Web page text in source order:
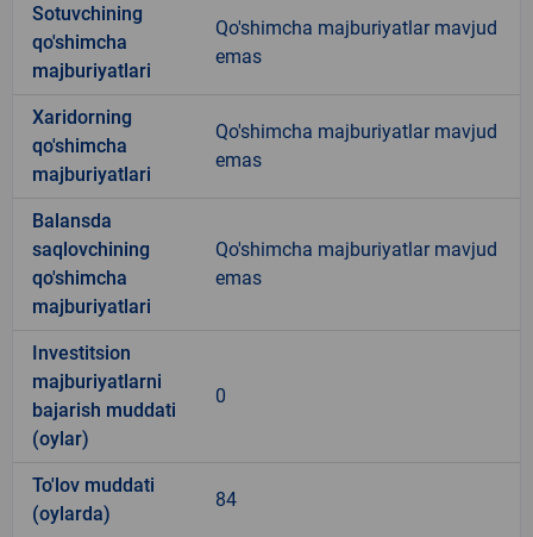
Sotuvchining
qo'shimcha
majburiyatlari
Qo'shimcha majburiyatlar mavjud
emas
Xaridorning
qo'shimcha
majburiyatlari
Qo'shimcha majburiyatlar mavjud
emas
Balansda
saqlovchining
qo'shimcha
majburiyatlari
Qo'shimcha majburiyatlar mavjud
emas
Investitsion
majburiyatlarni
bajarish muddati
(oylar)
0
To'lov muddati
(oylarda)
84